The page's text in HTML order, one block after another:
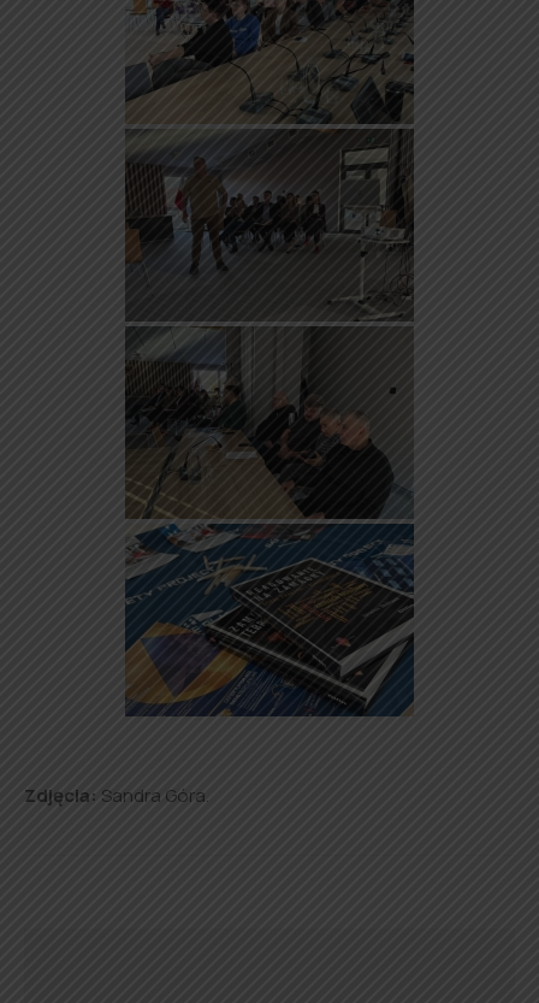
Zdjęcia: Sandra Góra.